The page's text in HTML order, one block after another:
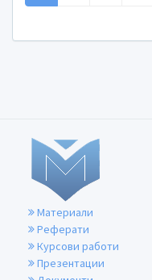
Материали
Реферати
Курсови работи
Презентации